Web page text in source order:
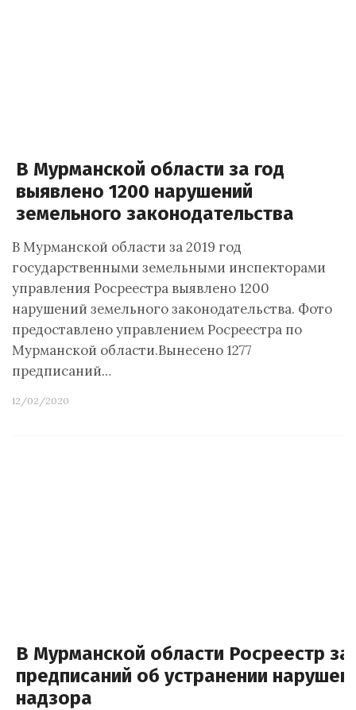
В Мурманской области за год
выявлено 1200 нарушений
земельного законодательства
В Мурманской области за 2019 год
государственными земельными инспекторами
управления Росреестра выявлено 1200
нарушений земельного законодательства. Фото
предоставлено управлением Росреестра по
Мурманской области.Вынесено 1277
предписаний…
12/02/2020
В Мурманской области Росреестр за
предписаний об устранении
надзора